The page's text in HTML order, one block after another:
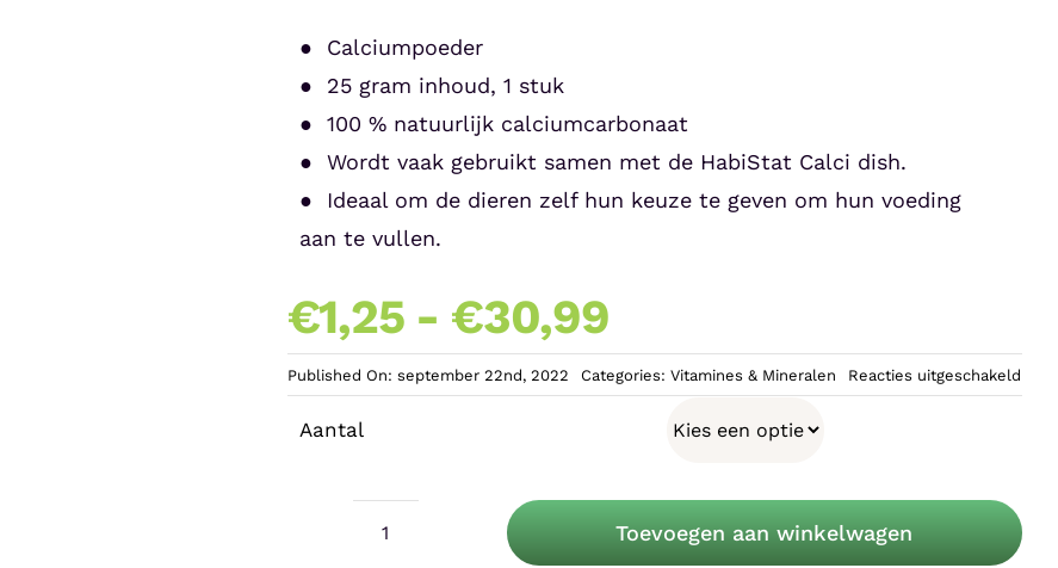
● Calciumpoeder
● 25 gram inhoud, 1 stuk
● 100 % natuurlijk calciumcarbonaat
● Wordt vaak gebruikt samen met de HabiStat Calci dish.
● Ideaal om de dieren zelf hun keuze te geven om hun voeding
aan te vullen.
€1,25 - €30,99Prijsklasse:
€1,25
€30,99
Published On: september 22nd, 2022 Categories: Vitamines & Mineralen Reacties uitgeschakeldvoor
Aantal
Toevoegen aan winkelwagen